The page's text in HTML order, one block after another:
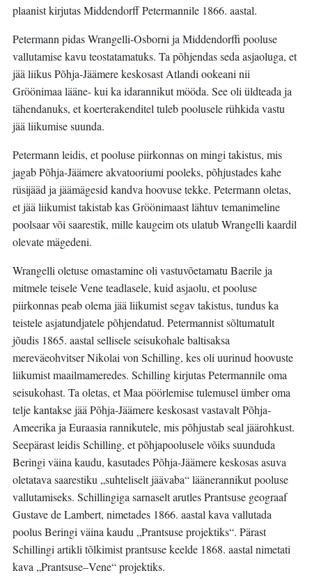
plaanist kirjutas Middendorff Petermannile 1866. aastal.
Petermann pidas Wrangelli-Osborni ja Middendorffi pooluse
vallutamise kavu teostatamatuks. Ta põhjendas seda asjaoluga, et
jää liikus Põhja-Jäämere keskosast Atlandi ookeani nii
Gröönimaa lääne- kui ka idarannikut mööda. See oli üldteada ja
tähendanuks, et koerterakenditel tuleb poolusele rühkida vastu
jää liikumise suunda.
Petermann leidis, et pooluse piirkonnas on mingi takistus, mis
jagab Põhja-Jäämere akvatooriumi pooleks, põhjustades kahe
rüsijääd ja jäämägesid kandva hoovuse tekke. Petermann oletas,
et jää liikumist takistab kas Gröönimaast lähtuv temanimeline
poolsaar või saarestik, mille kaugeim ots ulatub Wrangelli kaardil
olevate mägedeni.
Wrangelli oletuse omastamine oli vastuvõetamatu Baerile ja
mitmele teisele Vene teadlasele, kuid asjaolu, et pooluse
piirkonnas peab olema jää liikumist segav takistus, tundus ka
teistele asjatundjatele põhjendatud. Petermannist sõltumatult
jõudis 1865. aastal sellisele seisukohale baltisaksa
mereväeohvitser Nikolai von Schilling, kes oli uurinud hoovuste
liikumist maailmameredes. Schilling kirjutas Petermannile oma
seisukohast. Ta oletas, et Maa pöörlemise tulemusel ümber oma
telje kantakse jää Põhja-Jäämere keskosast vastavalt Põhja-
Ameerika ja Euraasia rannikutele, mis põhjustab seal jäärohkust.
Seepärast leidis Schilling, et põhjapoolusele võiks suunduda
Beringi väina kaudu, kasutades Põhja-Jäämere keskosas asuva
oletatava saarestiku „suhteliselt jäävaba“ läänerannikut pooluse
vallutamiseks. Schillingiga sarnaselt arutles Prantsuse geograaf
Gustave de Lambert, nimetades 1866. aastal kava vallutada
poolus Beringi väina kaudu „Prantsuse projektiks“. Pärast
Schillingi artikli tõlkimist prantsuse keelde 1868. aastal nimetati
kava „Prantsuse–Vene“ projektiks.